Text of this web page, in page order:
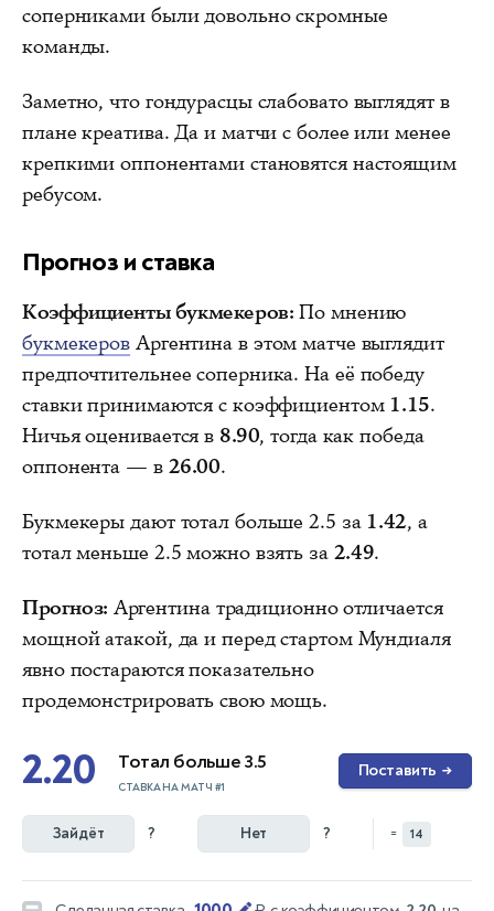
соперниками были довольно скромные
команды.
Заметно, что гондурасцы слабовато выглядят в
плане креатива. Да и матчи с более или менее
крепкими оппонентами становятся настоящим
ребусом.
Прогноз и ставка
Коэффициенты букмекеров: По мнению
букмекеров Аргентина в этом матче выглядит
предпочтительнее соперника. На её победу
ставки принимаются с коэффициентом 1.15.
Ничья оценивается в 8.90, тогда как победа
оппонента — в 26.00.
Букмекеры дают тотал больше 2.5 за 1.42, а
тотал меньше 2.5 можно взять за 2.49.
Прогноз: Аргентина традиционно отличается
мощной атакой, да и перед стартом Мундиаля
явно постараются показательно
продемонстрировать свою мощь.
2.20 Тотал больше 3.5
СТАВКА НА МАТЧ #1
Поставить →
Зайдёт ? Нет ? = 14